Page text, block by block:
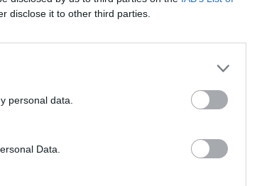
disclose it to other third parties.
personal data.
Data.
τουςόρους χρήσης